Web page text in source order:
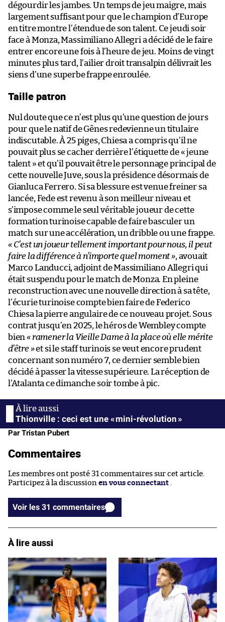
dégourdir les jambes. Un temps de jeu maigre, mais
largement suffisant pour que le champion d’Europe
en titre montre l’étendue de son talent. Ce jeudi soir
face à Monza, Massimiliano Allegri a décidé de le faire
entrer encore une fois à l’heure de jeu. Moins de vingt
minutes plus tard, l’ailier droit transalpin délivrait les
siens d’une superbe frappe enroulée.
Taille patron
Nul doute que ce n’est plus qu’une question de jours
pour que le natif de Gênes redevienne un titulaire
indiscutable. À 25 piges, Chiesa a compris qu’il ne
pouvait plus se cacher derrière l’étiquette de « jeune
talent » et qu’il pouvait être le personnage principal de
cette nouvelle Juve, sous la présidence désormais de
Gianluca Ferrero. Si sa blessure est venue freiner sa
lancée, Fede est revenu à son meilleur niveau et
s’impose comme le seul véritable joueur de cette
formation turinoise capable de faire basculer un
match sur une accélération, un dribble ou une frappe.
« C’est un joueur tellement important pour nous, il peut
faire la différence à n’importe quel moment », avouait
Marco Landucci, adjoint de Massimiliano Allegri qui
était suspendu pour le match de Monza. En pleine
reconstruction avec une nouvelle direction à sa tête,
l’écurie turinoise compte bien faire de Federico
Chiesa la pierre angulaire de ce nouveau projet. Sous
contrat jusqu’en 2025, le héros de Wembley compte
bien« ramener la Vieille Dame à la place où elle mérite
d’être »et si le staff turinois se veut encore prudent
concernant son numéro 7, ce dernier semble bien
décidé à passer la vitesse supérieure. La réception de
l’Atalanta ce dimanche soir tombe à pic.
Thionville : ceci est une « mini-révolution »
Par Tristan Pubert
Commentaires
Les membres ont posté 31 commentaires sur cet article.
Participez à la discussion en vous connectant
Voir les 31 commentaires
À lire aussi